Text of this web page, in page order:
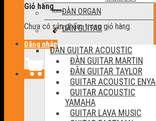
Giỏ hàng
Chưa có sản phẩm trong giỏ hàng.
Đăng nhập
ĐÀN ORGAN
ĐÀN GUITAR
ĐÀN GUITAR ACOUSTIC
ĐÀN GUITAR MARTIN
ĐÀN GUITAR TAYLOR
GUITAR ACOUSTIC ENYA
GUITAR ACOUSTIC
YAMAHA
GUITAR LAVA MUSIC